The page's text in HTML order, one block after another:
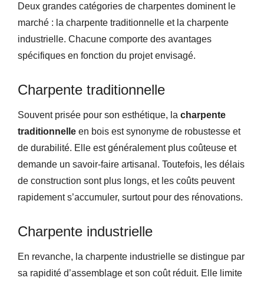
Deux grandes catégories de charpentes dominent le
marché : la charpente traditionnelle et la charpente
industrielle. Chacune comporte des avantages
spécifiques en fonction du projet envisagé.
Charpente traditionnelle
Souvent prisée pour son esthétique, la charpente
traditionnelle en bois est synonyme de robustesse et
de durabilité. Elle est généralement plus coûteuse et
demande un savoir-faire artisanal. Toutefois, les délais
de construction sont plus longs, et les coûts peuvent
rapidement s’accumuler, surtout pour des rénovations.
Charpente industrielle
En revanche, la charpente industrielle se distingue par
sa rapidité d’assemblage et son coût réduit. Elle limite